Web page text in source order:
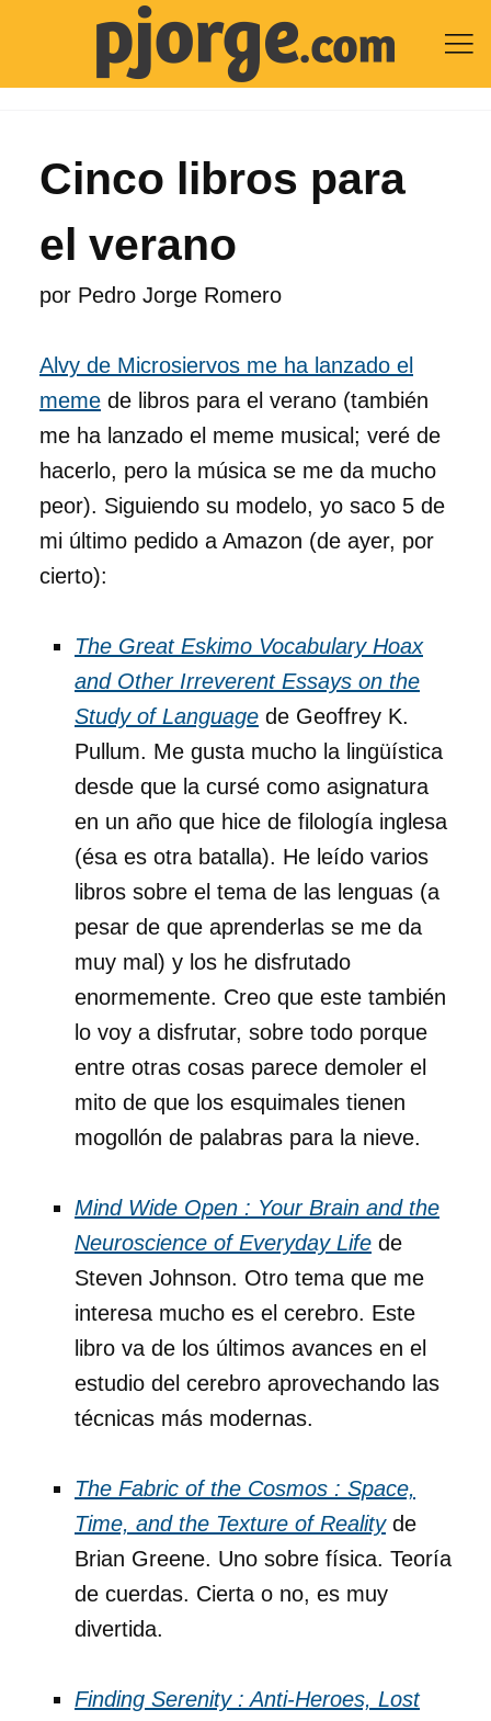

Cinco libros para
el verano
por Pedro Jorge Romero
Alvy de Microsiervos me ha lanzado el
meme de libros para el verano (también
me ha lanzado el meme musical; veré de
hacerlo, pero la música se me da mucho
peor). Siguiendo su modelo, yo saco 5 de
mi último pedido a Amazon (de ayer, por
cierto):
The Great Eskimo Vocabulary Hoax
and Other Irreverent Essays on the
Study of Language de Geoffrey K.
Pullum. Me gusta mucho la lingüística
desde que la cursé como asignatura
en un año que hice de filología inglesa
(ésa es otra batalla). He leído varios
libros sobre el tema de las lenguas (a
pesar de que aprenderlas se me da
muy mal) y los he disfrutado
enormemente. Creo que este también
lo voy a disfrutar, sobre todo porque
entre otras cosas parece demoler el
mito de que los esquimales tienen
mogollón de palabras para la nieve.
Mind Wide Open : Your Brain and the
Neuroscience of Everyday Life de
Steven Johnson. Otro tema que me
interesa mucho es el cerebro. Este
libro va de los últimos avances en el
estudio del cerebro aprovechando las
técnicas más modernas.
The Fabric of the Cosmos : Space,
Time, and the Texture of Realityde
Brian Greene. Uno sobre física. Teoría
de cuerdas. Cierta o no, es muy
divertida.
Finding Serenity : Anti-Heroes, Lost